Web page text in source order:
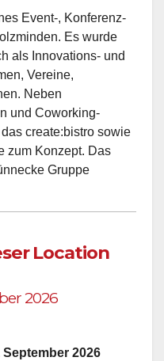
Event-, Konferenz-
Es wurde
als Innovations- und
Vereine,
Neben
und Coworking-
create:bistro sowie
zum Konzept. Das
Gruppe
Location
2026
2026